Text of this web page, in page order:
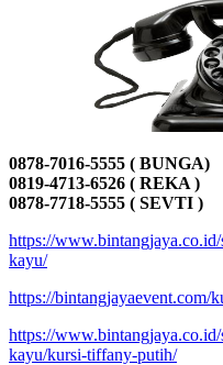
0878-7016-5555 ( BUNGA)
0819-4713-6526 ( REKA )
0878-7718-5555 ( SEVTI )
https://
kayu/
https://bintangjayaevent.com/
https://
kayu/kursi-tiffany-putih/